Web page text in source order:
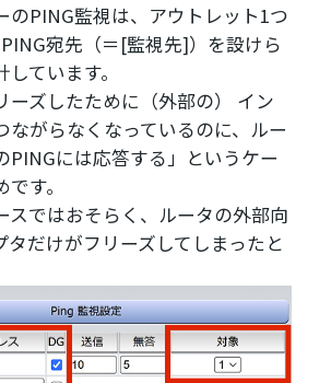
のPING監視は、アウトレット1つ
宛先（＝[監視先]）を設けら
ています。
ーズしたために（外部の） イン
ながらなくなっているのに、ルー
PINGには応答する」というケー
す。
スではおそらく、ルータの外部向
タだけがフリーズしてしまったと